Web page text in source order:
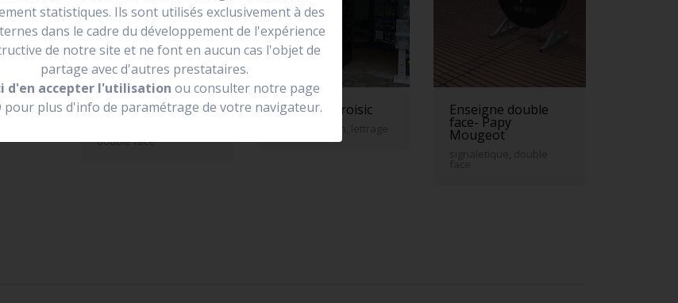
de se
forme
enseigne drapeau
double face
Vivre ici le croisic
enseigne neon, lettrage
Enseigne double
face- Papy
Mougeot
signaletique, double
face
statistiques. Ils sont utilisés exclusivement à des
dans le cadre du développement de l'expérience
de notre site et ne font en aucun cas l'objet de
partage avec d'autres prestataires.
d'en accepter l'utilisation ou consulter notre page
pour plus d'info de paramétrage de votre navigateur.